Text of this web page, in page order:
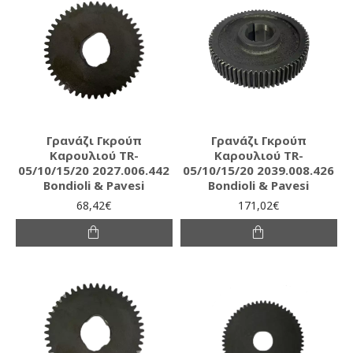
Γρανάζι Γκρούπ
Καρουλιού TR-
05/10/15/20 2027.006.442
Bondioli & Pavesi
68,42€
Γρανάζι Γκρούπ
Καρουλιού TR-
05/10/15/20 2039.008.426
Bondioli & Pavesi
171,02€